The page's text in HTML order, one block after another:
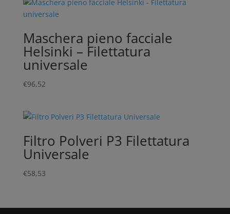
Maschera pieno facciale
Helsinki – Filettatura
universale
€96,52
Filtro Polveri P3 Filettatura
Universale
€58,53